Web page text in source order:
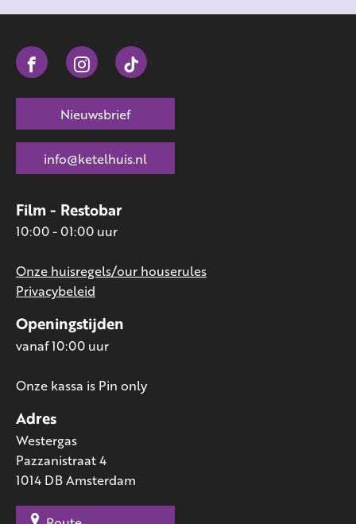
Adres
Westergas
Pazzanistraat 4
1014 DB Amsterdam
Openingstijden
vanaf 10:00 uur
Onze kassa is Pin only
Film - Restobar
10:00 - 01:00 uur
Onze huisregels/our houserules
Privacybeleid
Nieuwsbrief
info@ketelhuis.nl